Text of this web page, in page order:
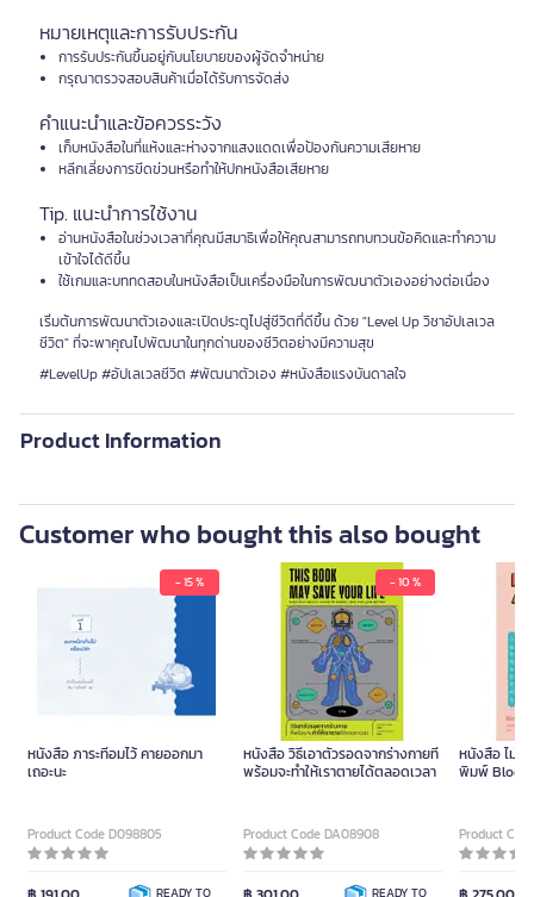
หมายเหตุและการรับประกัน
การรับประกันขึ้นอยู่กับนโยบายของผู้จัดจำหน่าย
กรุณาตรวจสอบสินค้าเมื่อได้รับการจัดส่ง
คำแนะนำและข้อควรระวัง
เก็บหนังสือในที่แห้งและห่างจากแสงแดดเพื่อป้องกันความเสียหาย
หลีกเลี่ยงการขีดข่วนหรือทำให้ปกหนังสือเสียหาย
Tip. แนะนำการใช้งาน
อ่านหนังสือในช่วงเวลาที่คุณมีสมาธิเพื่อให้คุณสามารถทบทวนข้อคิดและทำความ
เข้าใจได้ดีขึ้น
ใช้เกมและบททดสอบในหนังสือเป็นเครื่องมือในการพัฒนาตัวเองอย่างต่อเนื่อง
เริ่มต้นการพัฒนาตัวเองและเปิดประตูไปสู่ชีวิตที่ดีขึ้น ด้วย "Level Up วิชาอัปเลเวล
ชีวิต" ที่จะพาคุณไปพัฒนาในทุกด่านของชีวิตอย่างมีความสุข
#LevelUp #อัปเลเวลชีวิต #พัฒนาตัวเอง #หนังสือแรงบันดาลใจ
Product Information
Customer who bought this also bought
- 15 %
หนังสือ ภาระที่อมไว้ คายออกมา
เถอะนะ
Product Code D098805
READY TO
- 10 %
หนังสือ วิธีเอาตัวรอดจากร่างกายที่
พร้อมจะทำให้เราตายได้ตลอดเวลา
Product Code DA08908
READY TO
หนังสือ ไม่ใ
พิมพ์ Bloom
Product